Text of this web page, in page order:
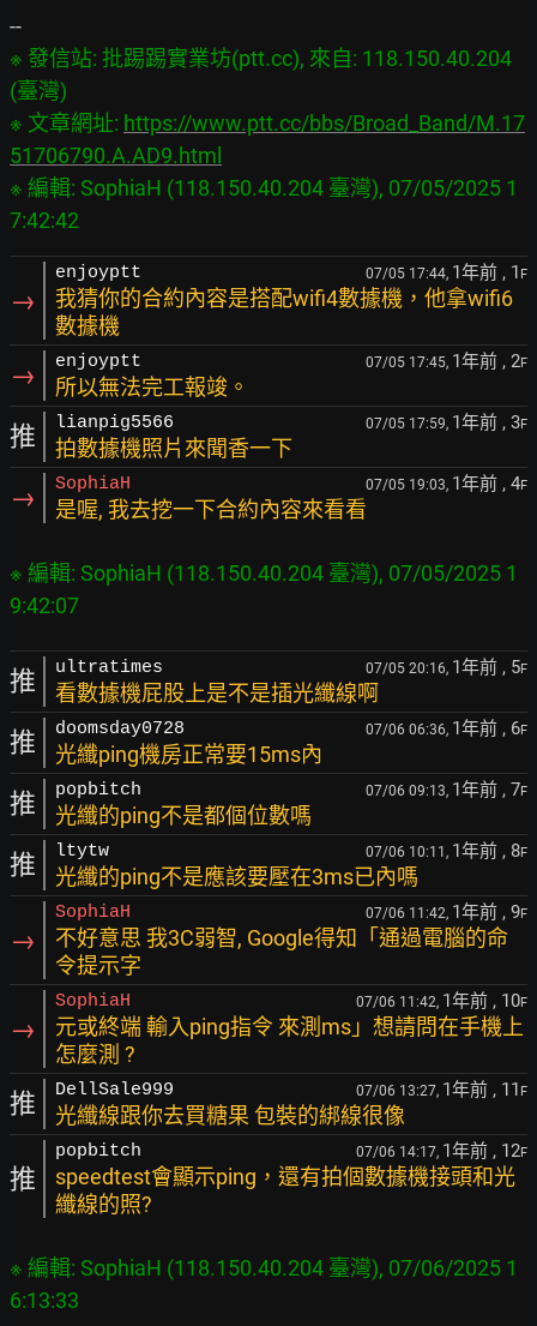
※ 發信站: 批踢踢實業坊(ptt.cc), 來自: 118.150.40.204
(臺灣)
※ 文章網址: https://www.ptt.cc/bbs/Broad_Band/M.17
51706790.A.AD9.html
※ 編輯: SophiaH (118.150.40.204 臺灣), 07/05/2025 1
7:42:42
→
enjoyptt 07/05 17:44, 1年前 , 1 F
我猜你的合約內容是搭配wifi4數據機，他拿wifi6
數據機
→ enjoyptt 07/05 17:45, 1年前 , 2F
所以無法完工報竣。
推 lianpig5566 07/05 17:59, 1年前 , 3F
拍數據機照片來聞香一下
→ SophiaH 07/05 19:03, 1年前 , 4F
是喔, 我去挖一下合約內容來看看
※ 編輯: SophiaH (118.150.40.204 臺灣), 07/05/2025 1
9:42:07
推 ultratimes 07/05 20:16, 1年前 , 5F
看數據機屁股上是不是插光纖線啊
推 doomsday0728 07/06 06:36, 1年前 , 6F
光纖ping機房正常要15ms內
推 popbitch 07/06 09:13, 1年前 , 7F
光纖的ping不是都個位數嗎
推 ltytw 07/06 10:11, 1年前 , 8F
光纖的ping不是應該要壓在3ms已內嗎
→
SophiaH 07/06 11:42, 1年前 , 9F
不好意思 我3C弱智, Google得知「通過電腦的命
令提示字
→
SophiaH 07/06 11:42, 1年前 , 10F
元或終端 輸入ping指令 來測ms」想請問在手機上
怎麼測 ?
推 DellSale999 07/06 13:27, 1年前 , 11 F
光纖線跟你去買糖果 包裝的綁線很像
推
popbitch 07/06 14:17, 1年前 , 12F
speedtest會顯示ping，還有拍個數據機接頭和光
纖線的照?
※ 編輯: SophiaH (118.150.40.204 臺灣), 07/06/2025 1